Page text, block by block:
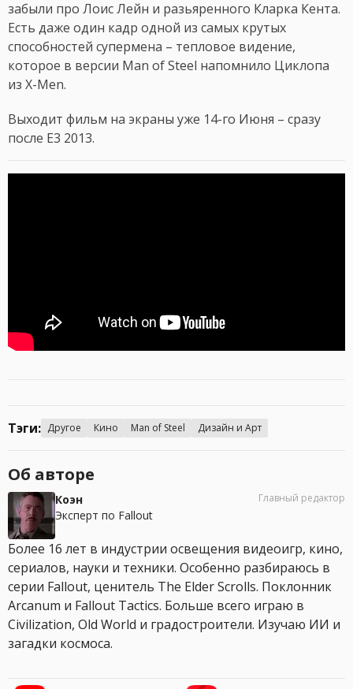
забыли про Лоис Лейн и разьяренного Кларка Кента.
Есть даже один кадр одной из самых крутых
способностей супермена – тепловое видение,
которое в версии Man of Steel напомнило Циклопа
из X-Men.
Выходит фильм на экраны уже 14-го Июня – сразу
после E3 2013.
Тэги: Другое Кино Man of Steel Дизайн и Арт
Об авторе
Коэн
Эксперт по Fallout
Главный редактор
Более 16 лет в индустрии освещения видеоигр, кино,
сериалов, науки и техники. Особенно разбираюсь в
серии Fallout, ценитель The Elder Scrolls. Поклонник
Arcanum и Fallout Tactics. Больше всего играю в
Civilization, Old World и градостроители. Изучаю ИИ и
загадки космоса.